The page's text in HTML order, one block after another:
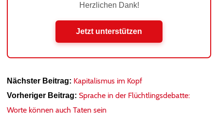
Herzlichen Dank!
Jetzt unterstützen
Nächster Beitrag: Kapitalismus im Kopf
Vorheriger Beitrag: Sprache in der Flüchtlingsdebatte:
Worte können auch Taten sein